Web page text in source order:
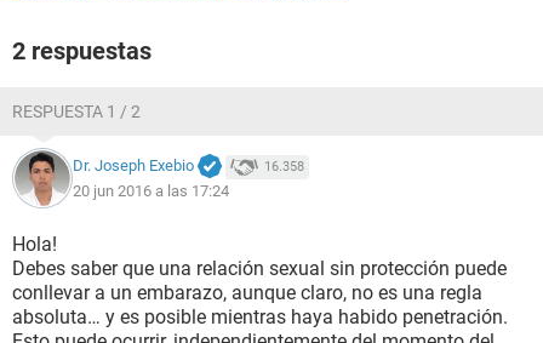
2 respuestas
RESPUESTA 1 / 2
Dr. Joseph Exebio 16.358
20 jun 2016 a las 17:24
Hola!
Debes saber que una relación sexual sin protección puede
conllevar a un embarazo, aunque claro, no es una regla
absoluta… y es posible mientras haya habido penetración.